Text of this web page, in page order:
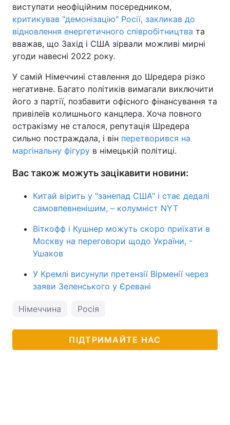
виступати неофіційним посередником,
критикував "демонізацію" Росії, закликав до
відновлення енергетичного співробітництва та
вважав, що Захід і США зірвали можливі мирні
угоди навесні 2022 року.
У самій Німеччині ставлення до Шредера різко
негативне. Багато політиків вимагали виключити
його з партії, позбавити офісного фінансування та
привілеїв колишнього канцлера. Хоча повного
остракізму не сталося, репутація Шредера
сильно постраждала, і він перетворився на
маргінальну фігуру в німецькій політиці.
Вас також можуть зацікавити новини:
Китай вірить у "занепад США" і стає дедалі
самовпевненішим, – колумніст NYT
Віткофф і Кушнер можуть скоро приїхати в
Москву на переговори щодо України, -
Ушаков
У Кремлі висунули претензії Вірменії через
заяви Зеленського у Єревані
Німеччина Росія
ПІДТРИМАЙТЕ НАС